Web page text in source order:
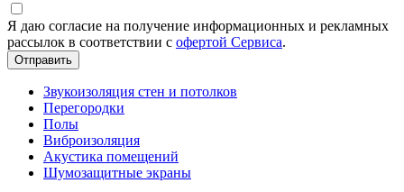
Я даю согласие на получение информационных и рекламных
рассылок в соответствии с офертой Сервиса.
Звукоизоляция стен и потолков
Перегородки
Полы
Виброизоляция
Акустика помещений
Шумозащитные экраны